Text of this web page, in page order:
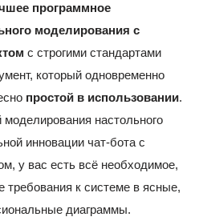
программное
моделирования с
с строгими стандартами
который одновременно
простой в использовании.
настольного
инновации чат-бота с
у вас есть всё необходимое,
требования к системе в ясные,
диаграммы.